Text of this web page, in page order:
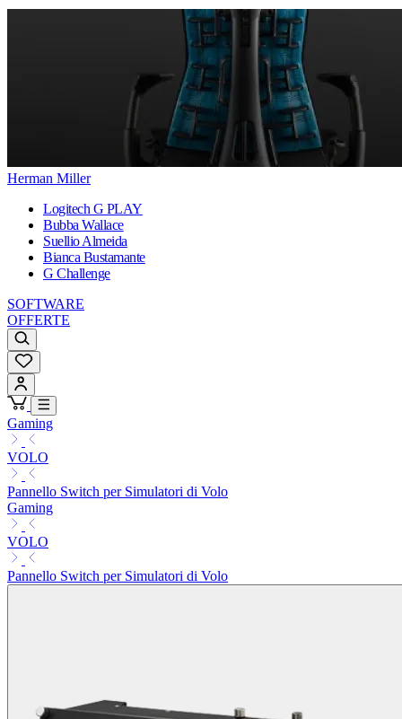
Herman Miller
Logitech G PLAY
Bubba Wallace
Suellio Almeida
Bianca Bustamante
G Challenge
SOFTWARE
OFFERTE
Gaming
VOLO
Pannello Switch per Simulatori di Volo
Gaming
VOLO
Pannello Switch per Simulatori di Volo